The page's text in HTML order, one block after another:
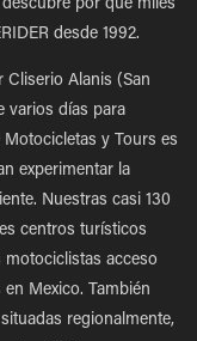
por qué miles
desde 1992.
Cliserio Alanis (San
varios días para
y Tours es
experimentar la
Nuestras casi 130
centros turísticos
acceso
Mexico. También
regionalmente,